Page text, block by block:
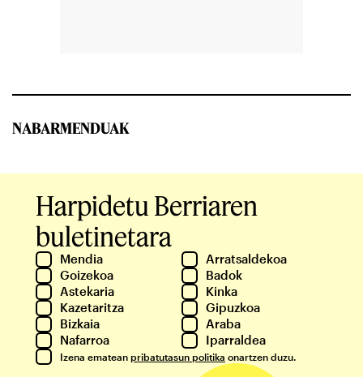
NABARMENDUAK
Harpidetu Berriaren
buletinetara
Mendia
Arratsaldekoa
Goizekoa
Badok
Astekaria
Kinka
Kazetaritza
Gipuzkoa
Bizkaia
Araba
Nafarroa
Iparraldea
Izena ematean pribatutasun politika onartzen duzu.